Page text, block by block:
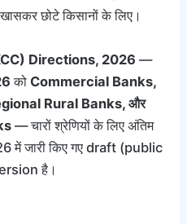
छोटे किसानों के लिए।
Directions, 2026 —
कोCommercial Banks,
Rural Banks, और
— चारों श्रेणियों के लिए अंतिम
में जारी किए गए draft (public
है।